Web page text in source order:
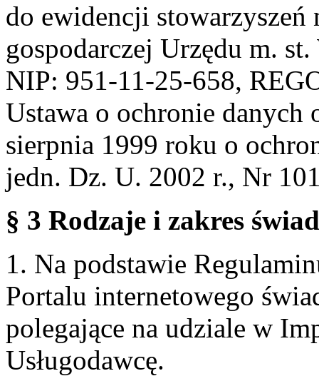
do ewidencji stowarzyszeń
gospodarczej Urzędu m.
NIP: 951-11-25-658,
Ustawa o ochronie danych
sierpnia 1999 roku o
jedn. Dz. U. 2002 r., Nr
§ 3 Rodzaje i zakres
1. Na podstawie
Portalu internetowego
polegające na udziale w
Usługodawcę.